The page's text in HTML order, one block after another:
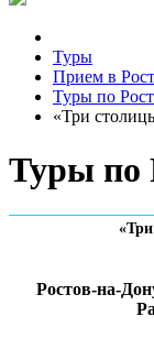
Туры
Прием в
Туры по
«Три
Туры по
Ростов-на-